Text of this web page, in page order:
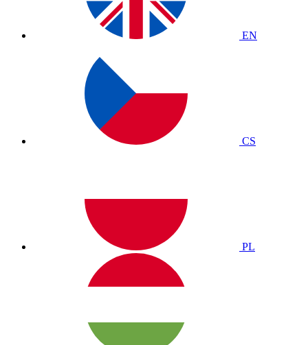
EN
CS
PL